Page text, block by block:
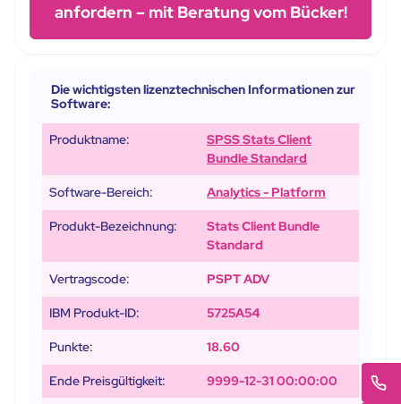
anfordern – mit Beratung vom Bücker!
Die wichtigsten lizenztechnischen Informationen zur
Software:
Produktname:
SPSS Stats Client
Bundle Standard
Software-Bereich: Analytics - Platform
Produkt-Bezeichnung:
Stats Client Bundle
Standard
Vertragscode: PSPT ADV
IBM Produkt-ID: 5725A54
Punkte: 18.60
Ende Preisgültigkeit: 9999-12-31 00:00:00